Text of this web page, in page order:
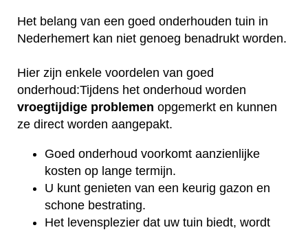
Het belang van een goed onderhouden tuin in
Nederhemert kan niet genoeg benadrukt worden.
Hier zijn enkele voordelen van goed
onderhoud:Tijdens het onderhoud worden
vroegtijdige problemen opgemerkt en kunnen
ze direct worden aangepakt.
Goed onderhoud voorkomt aanzienlijke
kosten op lange termijn.
U kunt genieten van een keurig gazon en
schone bestrating.
Het levensplezier dat uw tuin biedt, wordt